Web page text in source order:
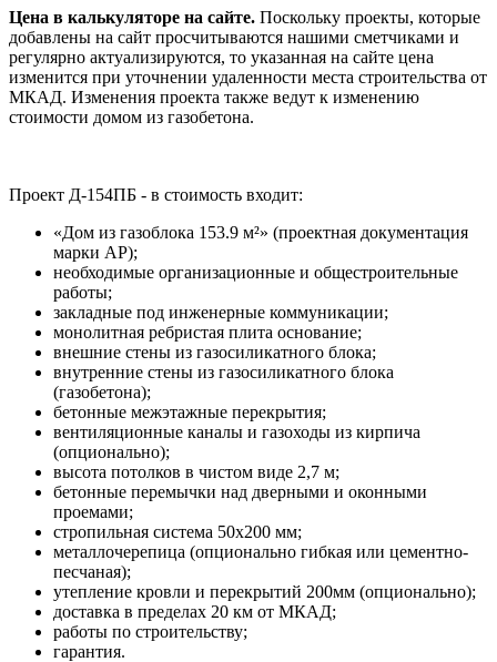
Цена в калькуляторе на сайте. Поскольку проекты, которые
добавлены на сайт просчитываются нашими сметчиками и
регулярно актуализируются, то указанная на сайте цена
изменится при уточнении удаленности места строительства от
МКАД. Изменения проекта также ведут к изменению
стоимости домом из газобетона.
Проект Д-154ПБ - в стоимость входит:
«Дом из газоблока 153.9 м²» (проектная документация
марки АР);
необходимые организационные и общестроительные
работы;
закладные под инженерные коммуникации;
монолитная ребристая плита основание;
внешние стены из газосиликатного блока;
внутренние стены из газосиликатного блока
(газобетона);
бетонные межэтажные перекрытия;
вентиляционные каналы и газоходы из кирпича
(опционально);
высота потолков в чистом виде 2,7 м;
бетонные перемычки над дверными и оконными
проемами;
стропильная система 50х200 мм;
металлочерепица (опционально гибкая или цементно-
песчаная);
утепление кровли и перекрытий 200мм (опционально);
доставка в пределах 20 км от МКАД;
работы по строительству;
гарантия.